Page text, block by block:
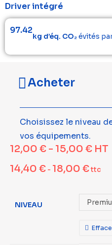
Driver intégré
97.42
kg d’éq. CO₂évités
Acheter
Choisissez le niveau
vos équipements.
12,00 € - 15,00 € HT
14,40 € - 18,00 €ttc
NIVEAU